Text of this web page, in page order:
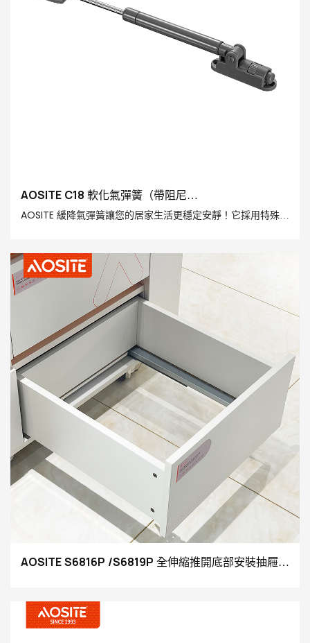
AOSITE C18 軟化氣彈簧（帶阻尼
器）-1785399021251722
AOSITE 緩降氣彈簧讓您的居家生活更穩定安靜！它採用特殊設
度。此外，它運用先進的緩衝技術，有效減緩門的關閉速度，
防止突然關閉造成安全隱患，同時降低噪音，營造寧靜舒適的
居家環境。
AOSITE S6816P /S6819P 全伸縮推開底部安裝抽屜滑